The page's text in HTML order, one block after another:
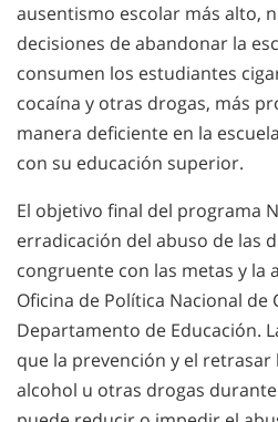
ausentismo escolar más alto,
decisiones de abandonar la
consumen los estudiantes
cocaína y otras drogas, más
manera deficiente en la
con su educación superior.
El objetivo final del programa
erradicación del abuso de las
congruente con las metas y la
Oficina de Política Nacional de
Departamento de Educación.
que la prevención y el
alcohol u otras drogas